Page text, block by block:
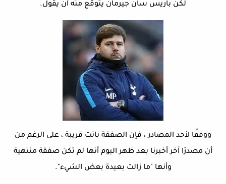
لكن باريس سان جيرمان يتوقع منه أن يقول.
ووفقًا لأحد المصادر ، فإن الصفقة باتت قريبة ، على الرغم من
أن مصدرًا آخر أخبرنا بعد ظهر اليوم أنها لم تكن صفقة منتهية
وأنها "ما زالت بعيدة بعض الشيء".